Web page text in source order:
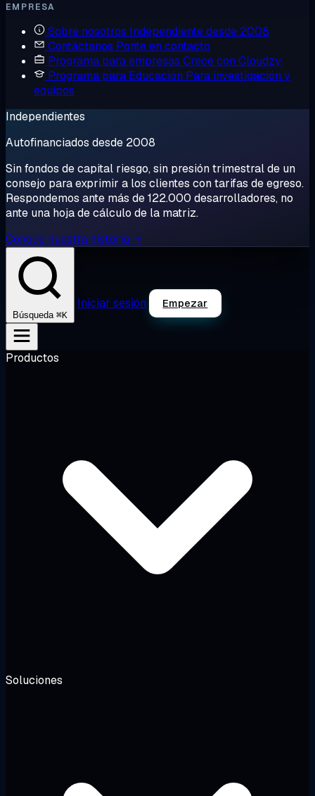
EMPRESA
Sobre nosotros Independiente desde 2008
Contáctanos Ponte en contacto
Programa para empresas Crece con Cloudzy
Programa para Educación Para investigación y
equipos
Independientes
Autofinanciados desde 2008
Sin fondos de capital riesgo, sin presión trimestral de un
consejo para exprimir a los clientes con tarifas de egreso.
Respondemos ante más de 122.000 desarrolladores, no
ante una hoja de cálculo de la matriz.
Conoce nuestra historia →
Búsqueda ⌘K
Iniciar sesión Empezar
Productos
Soluciones